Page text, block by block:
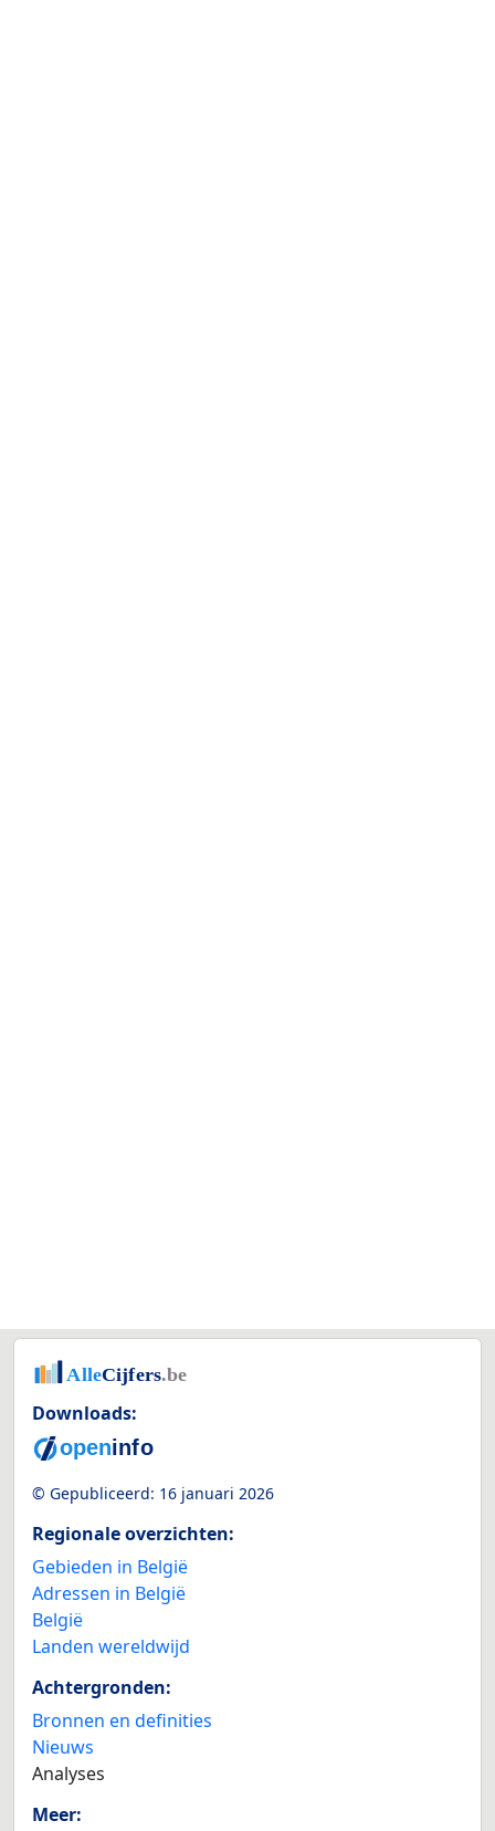
Downloads:
© Gepubliceerd: 16 januari 2026
Regionale overzichten:
Gebieden in België
Adressen in België
België
Landen wereldwijd
Achtergronden:
Bronnen en definities
Nieuws
Analyses
Meer: